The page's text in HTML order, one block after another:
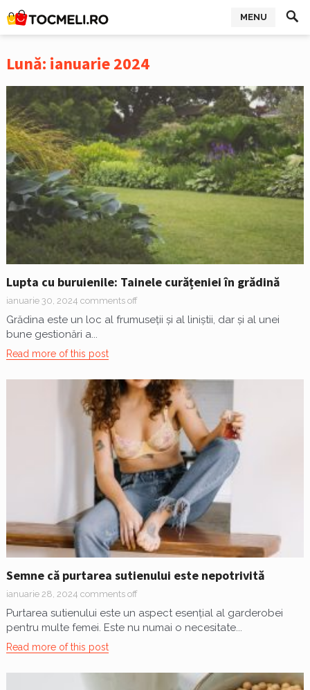
MENU
Lună: ianuarie 2024
Lupta cu buruienile: Tainele curățeniei în grădină
ianuarie 30, 2024 comments off
Grădina este un loc al frumuseții și al liniștii, dar și al unei
bune gestionări a...
Read more of this post
Semne că purtarea sutienului este nepotrivită
ianuarie 28, 2024 comments off
Purtarea sutienului este un aspect esențial al garderobei
pentru multe femei. Este nu numai o necesitate...
Read more of this post